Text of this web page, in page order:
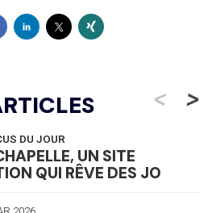
<
DU JOUR
UN SITE
QUI RÊVE DES JO
>